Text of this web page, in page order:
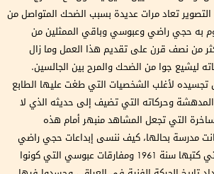
تعاد مرات عديدة بسبب الضحك المتواصل من
به حجي راضي وعبوسي وباقي الممثلين من
من نصف قرن على تقديم هذا العمل وما زال
ليشيع جوا من الضحك والمرح بين الجالسين.
تجسيده لأغلب الشخصيات التي طغت عليها الطابع
المدهشة وحركاته التي تضيف إلى حديثه الذي لا
التي تجعل المشاهد منبهر أمام هذه
مدرسة بحالها، كيف ننسى إبداعات حجي راضي
في تحت موس الحلاق التي كتبها سنة 1961 ومفارقات عبوسي التي كونوا